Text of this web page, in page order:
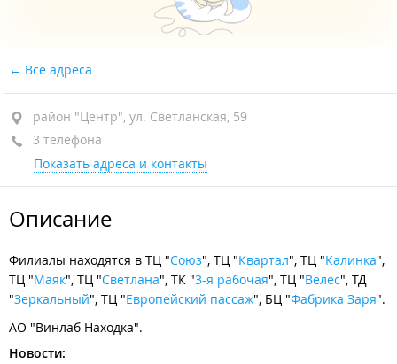
Все адреса
район "Центр", ул. Светланская, 59
3 телефона
Показать адреса и контакты
Описание
Филиалы находятся в ТЦ "Союз", ТЦ "Квартал", ТЦ "Калинка",
ТЦ "Маяк", ТЦ "Светлана", ТК "3-я рабочая", ТЦ "Велес", ТД
"Зеркальный", ТЦ "Европейский пассаж", БЦ "Фабрика Заря".
АО "Винлаб Находка".
Новости: